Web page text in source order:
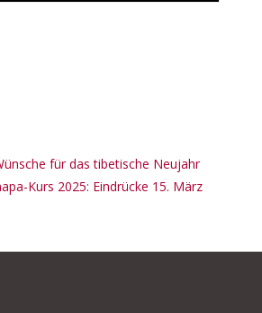
für das tibetische Neujahr
Kurs 2025: Eindrücke 15. März